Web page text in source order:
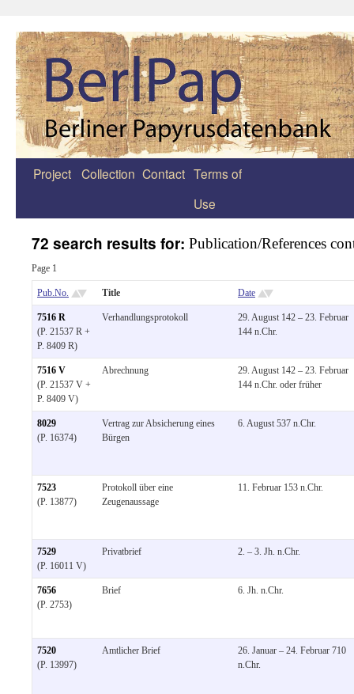
Zum
Project Collection Contact Terms of
Use
72 search results for: Publication/References
Page 1
Pub.No. Title Date
7516 R
(P. 21537 R +
P. 8409 R)
Verhandlungsprotokoll
29. August 142 – 23. Februar
144 n.Chr.
7516 V
(P. 21537 V +
P. 8409 V)
Abrechnung
29. August 142 – 23. Februar
144 n.Chr. oder früher
8029
(P. 16374)
Vertrag zur Absicherung eines
Bürgen
6. August 537 n.Chr.
7523
(P. 13877)
Protokoll über eine
Zeugenaussage
11. Februar 153 n.Chr.
7529
(P. 16011 V)
Privatbrief 2. – 3. Jh. n.Chr.
7656
(P. 2753)
Brief 6. Jh. n.Chr.
7520
(P. 13997)
Amtlicher Brief
26. Januar – 24. Februar 710
n.Chr.